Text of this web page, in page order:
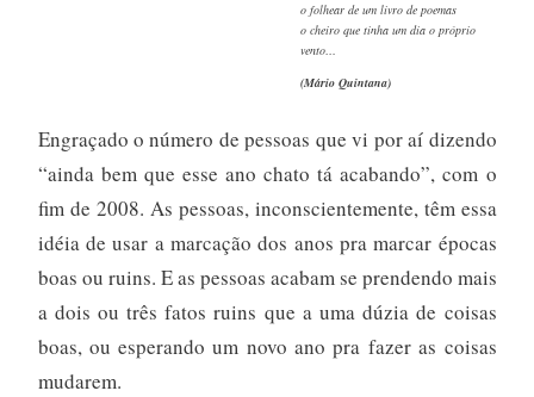
o folhear de um livro de poemas
o cheiro que tinha um dia o próprio
vento…
(Mário Quintana)
Engraçado o número de pessoas que vi por aí dizendo
“ainda bem que esse ano chato tá acabando”, com o
fim de 2008. As pessoas, inconscientemente, têm essa
idéia de usar a marcação dos anos pra marcar épocas
boas ou ruins. E as pessoas acabam se prendendo mais
a dois ou três fatos ruins que a uma dúzia de coisas
boas, ou esperando um novo ano pra fazer as coisas
mudarem.